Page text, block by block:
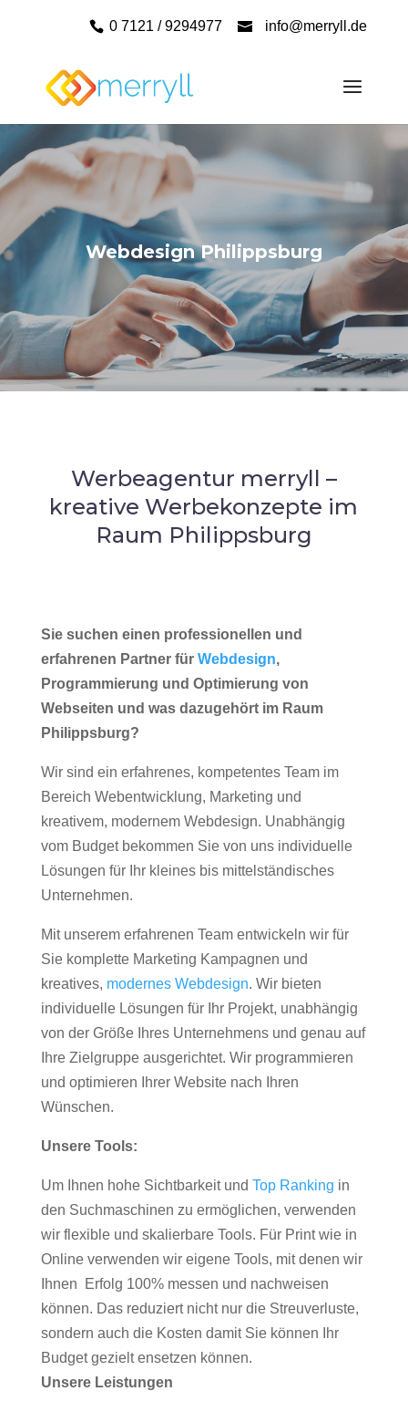
0 7121 / 9294977 info@merryll.de
Webdesign Philippsburg
Werbeagentur merryll –
kreative Werbekonzepte im
Raum Philippsburg
Sie suchen einen professionellen und
erfahrenen Partner für Webdesign,
Programmierung und Optimierung von
Webseiten und was dazugehört im Raum
Philippsburg?
Wir sind ein erfahrenes, kompetentes Team im
Bereich Webentwicklung, Marketing und
kreativem, modernem Webdesign. Unabhängig
vom Budget bekommen Sie von uns individuelle
Lösungen für Ihr kleines bis mittelständisches
Unternehmen.
Mit unserem erfahrenen Team entwickeln wir für
Sie komplette Marketing Kampagnen und
kreatives, modernes Webdesign. Wir bieten
individuelle Lösungen für Ihr Projekt, unabhängig
von der Größe Ihres Unternehmens und genau auf
Ihre Zielgruppe ausgerichtet. Wir programmieren
und optimieren Ihrer Website nach Ihren
Wünschen.
Unsere Tools:
Um Ihnen hohe Sichtbarkeit und Top Ranking in
den Suchmaschinen zu ermöglichen, verwenden
wir flexible und skalierbare Tools. Für Print wie in
Online verwenden wir eigene Tools, mit denen wir
Ihnen Erfolg 100% messen und nachweisen
können. Das reduziert nicht nur die Streuverluste,
sondern auch die Kosten damit Sie können Ihr
Budget gezielt ensetzen können.
Unsere Leistungen